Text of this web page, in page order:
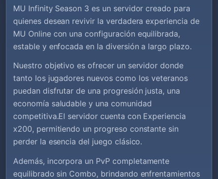
MU Infinity Season 3 es un servidor creado para
quienes desean revivir la verdadera experiencia de
MU Online con una configuración equilibrada,
estable y enfocada en la diversión a largo plazo.
Nuestro objetivo es ofrecer un servidor donde
tanto los jugadores nuevos como los veteranos
puedan disfrutar de una progresión justa, una
economía saludable y una comunidad
competitiva.El servidor cuenta con Experiencia
x200, permitiendo un progreso constante sin
perder la esencia del juego clásico.
Además, incorpora un PvP completamente
equilibrado sin Combo, brindando enfrentamientos